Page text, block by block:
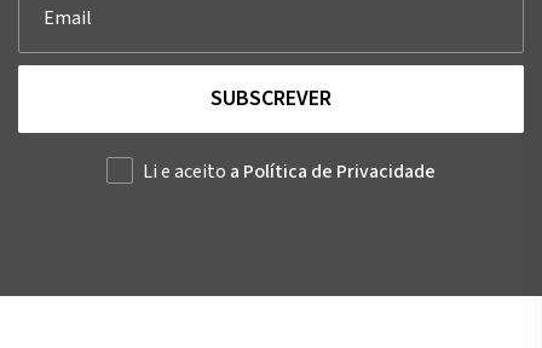
SUBSCREVER
Li e aceito a Política de Privacidade